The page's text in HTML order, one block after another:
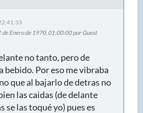
de Enero de 1970, 01:00:00 por Guest
no tanto, pero de
bebido. Por eso me vibraba
que al bajarlo de detras no
las caidas (de delante
se las toqué yo) pues es